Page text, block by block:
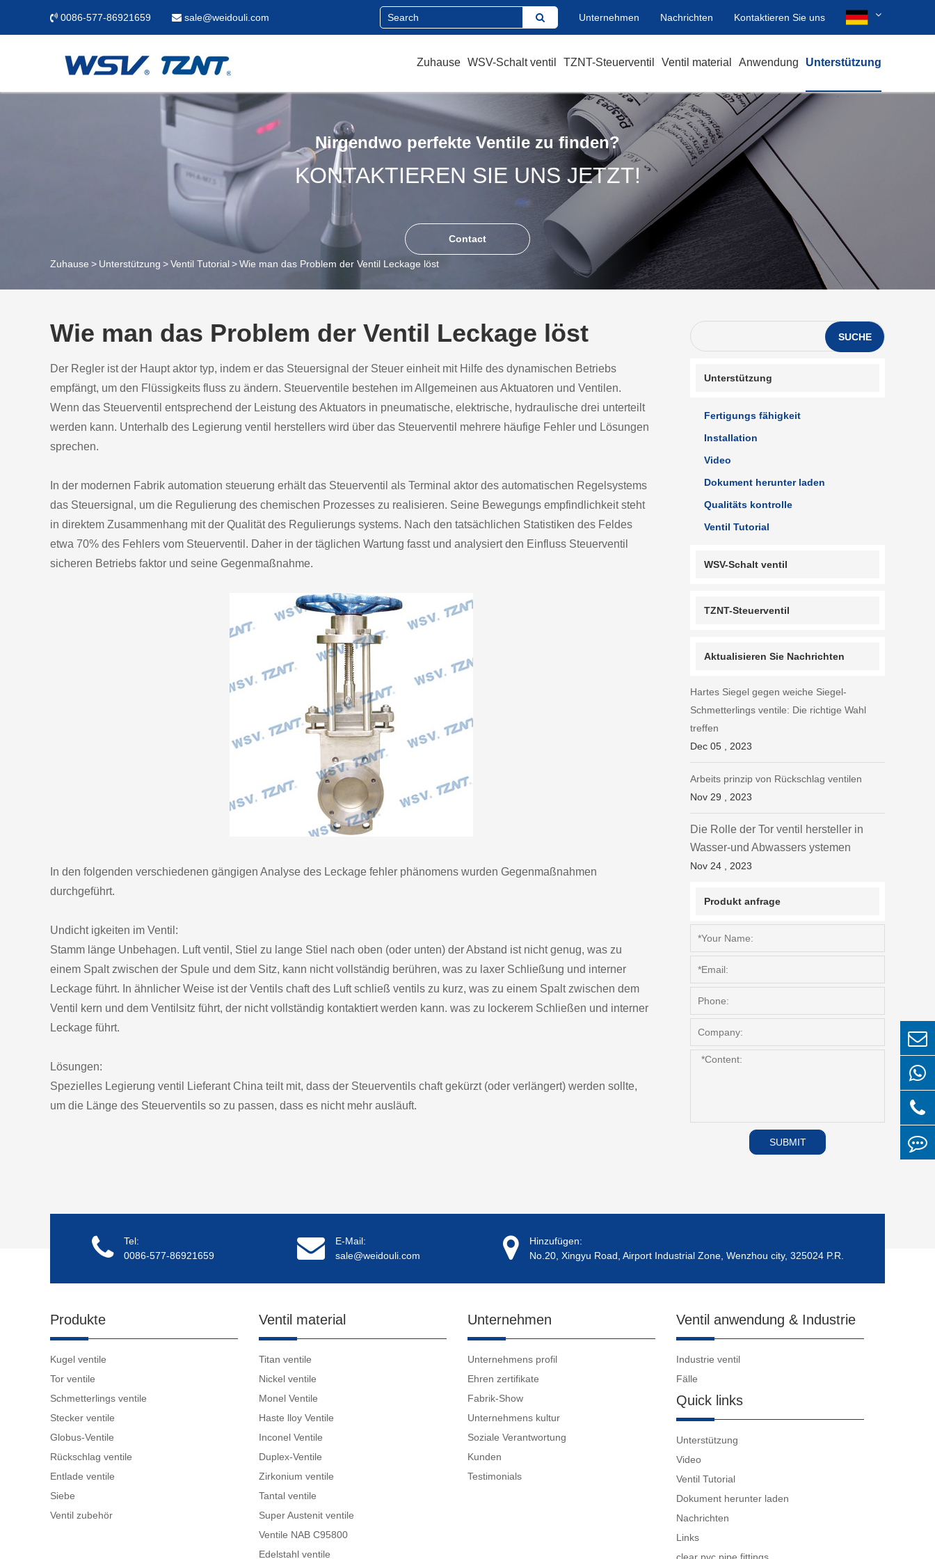
0086-577-86921659 sale@weidouli.com Unternehmen Nachrichten Kontaktieren Sie uns
Zuhause WSV-Schalt ventil TZNT-Steuerventil Ventil material Anwendung Unterstützung
Nirgendwo perfekte Ventile zu finden?
KONTAKTIEREN SIE UNS JETZT!
Contact
Zuhause Unterstützung Ventil Tutorial Wie man das Problem der Ventil Leckage löst
Wie man das Problem der Ventil Leckage löst
Der Regler ist der Haupt aktor typ, indem er das Steuersignal der Steuer einheit mit Hilfe des dynamischen Betriebs
empfängt, um den Flüssigkeits fluss zu ändern. Steuerventile bestehen im Allgemeinen aus Aktuatoren und Ventilen.
Wenn das Steuerventil entsprechend der Leistung des Aktuators in pneumatische, elektrische, hydraulische drei unterteilt
werden kann. Unterhalb des Legierung ventil herstellers wird über das Steuerventil mehrere häufige Fehler und Lösungen
sprechen.
In der modernen Fabrik automation steuerung erhält das Steuerventil als Terminal aktor des automatischen Regelsystems
das Steuersignal, um die Regulierung des chemischen Prozesses zu realisieren. Seine Bewegungs empfindlichkeit steht
in direktem Zusammenhang mit der Qualität des Regulierungs systems. Nach den tatsächlichen Statistiken des Feldes
etwa 70% des Fehlers vom Steuerventil. Daher in der täglichen Wartung fasst und analysiert den Einfluss Steuerventil
sicheren Betriebs faktor und seine Gegenmaßnahme.
In den folgenden verschiedenen gängigen Analyse des Leckage fehler phänomens wurden Gegenmaßnahmen
durchgeführt.
Undicht igkeiten im Ventil:
Stamm länge Unbehagen. Luft ventil, Stiel zu lange Stiel nach oben (oder unten) der Abstand ist nicht genug, was zu
einem Spalt zwischen der Spule und dem Sitz, kann nicht vollständig berühren, was zu laxer Schließung und interner
Leckage führt. In ähnlicher Weise ist der Ventils chaft des Luft schließ ventils zu kurz, was zu einem Spalt zwischen dem
Ventil kern und dem Ventilsitz führt, der nicht vollständig kontaktiert werden kann. was zu lockerem Schließen und interner
Leckage führt.
Lösungen:
Spezielles Legierung ventil Lieferant China teilt mit, dass der Steuerventils chaft gekürzt (oder verlängert) werden sollte,
um die Länge des Steuerventils so zu passen, dass es nicht mehr ausläuft.
SUCHE
Unterstützung
Fertigungs fähigkeit
Installation
Video
Dokument herunter laden
Qualitäts kontrolle
Ventil Tutorial
WSV-Schalt ventil
TZNT-Steuerventil
Aktualisieren Sie Nachrichten
Hartes Siegel gegen weiche Siegel-
Schmetterlings ventile: Die richtige Wahl
treffen
Dec 05 , 2023
Arbeits prinzip von Rückschlag ventilen
Nov 29 , 2023
Die Rolle der Tor ventil hersteller in
Wasser-und Abwassers ystemen
Nov 24 , 2023
Produkt anfrage
SUBMIT
Tel:
0086-577-86921659
E-Mail:
sale@weidouli.com
Hinzufügen:
No.20, Xingyu Road, Airport Industrial Zone, Wenzhou city, 325024 P.R.
Produkte
Kugel ventile
Tor ventile
Schmetterlings ventile
Stecker ventile
Globus-Ventile
Rückschlag ventile
Entlade ventile
Siebe
Ventil zubehör
Ventil material
Titan ventile
Nickel ventile
Monel Ventile
Haste lloy Ventile
Inconel Ventile
Duplex-Ventile
Zirkonium ventile
Tantal ventile
Super Austenit ventile
Ventile NAB C95800
Edelstahl ventile
Unternehmen
Unternehmens profil
Ehren zertifikate
Fabrik-Show
Unternehmens kultur
Soziale Verantwortung
Kunden
Testimonials
Ventil anwendung & Industrie
Industrie ventil
Fälle
Quick links
Unterstützung
Video
Ventil Tutorial
Dokument herunter laden
Nachrichten
Links
clear pvc pipe fittings